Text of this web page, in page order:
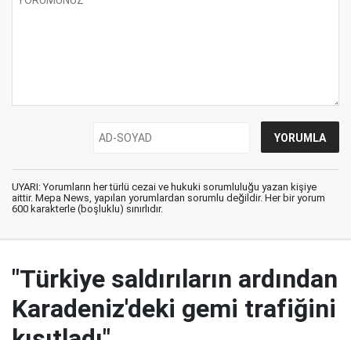
UYARI: Yorumların her türlü cezai ve hukuki sorumluluğu yazan kişiye
aittir. Mepa News, yapılan yorumlardan sorumlu değildir. Her bir yorum
600 karakterle (boşluklu) sınırlıdır.
"Türkiye saldırıların ardından
Karadeniz'deki gemi trafiğini